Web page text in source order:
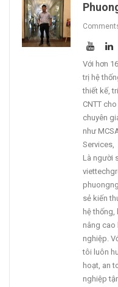
Với hơn
trị hệ
thiết kế,
CNTT
chuyên
như
Services,
Là người
sẻ kiến
hệ
nâng cao
nghiệp.
tôi luôn
hoạt, an
nghiệp